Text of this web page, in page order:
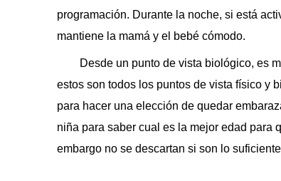
programación. Durante la noche, si está
mantiene la mamá y el bebé cómodo.
Desde un punto de vista biológico, es
estos son todos los puntos de vista físico y
para hacer una elección de quedar
niña para saber cual es la mejor edad para
embargo no se descartan si son lo